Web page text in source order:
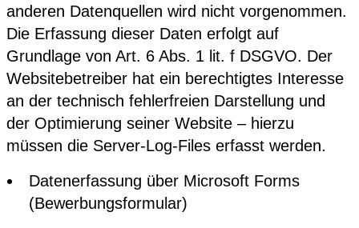
anderen Datenquellen wird nicht vorgenommen.
Die Erfassung dieser Daten erfolgt auf
Grundlage von Art. 6 Abs. 1 lit. f DSGVO. Der
Websitebetreiber hat ein berechtigtes Interesse
an der technisch fehlerfreien Darstellung und
der Optimierung seiner Website – hierzu
müssen die Server-Log-Files erfasst werden.
Datenerfassung über Microsoft Forms
(Bewerbungsformular)